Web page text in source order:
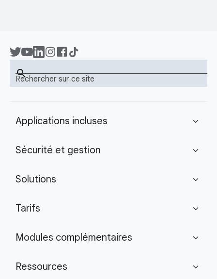
Rechercher sur ce site
search
Applications incluses expand_more
Sécurité et gestion expand_more
Solutions expand_more
Tarifs expand_more
Modules complémentaires expand_more
Ressources expand_more